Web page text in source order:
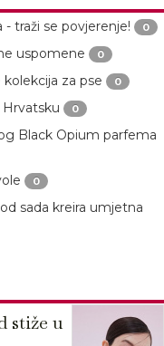
traži se povjerenje!
0
uspomene 0
za pse 0
0
Black Opium parfema
0
sada kreira umjetna
stiže u